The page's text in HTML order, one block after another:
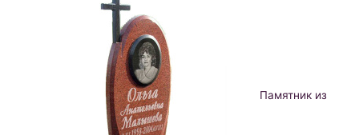
Памятник из